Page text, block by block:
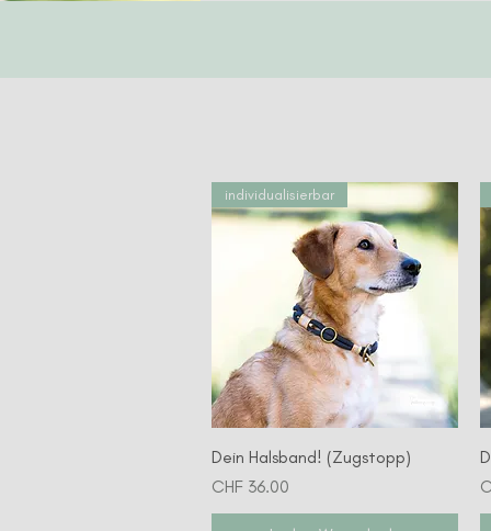
Schnellansicht
individualisierbar
Dein Halsband! (Zugstopp)
Preis
CHF 36.00